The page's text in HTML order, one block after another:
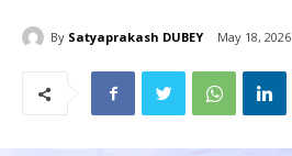
By Satyaprakash DUBEY May 18, 2026